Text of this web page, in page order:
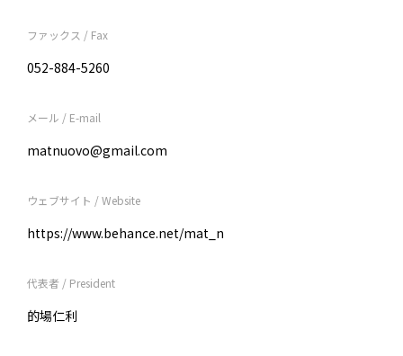
ファックス / Fax
052-884-5260
メール / E-mail
matnuovo@gmail.com
ウェブサイト / Website
https://www.behance.net/mat_n
代表者 / President
的場仁利